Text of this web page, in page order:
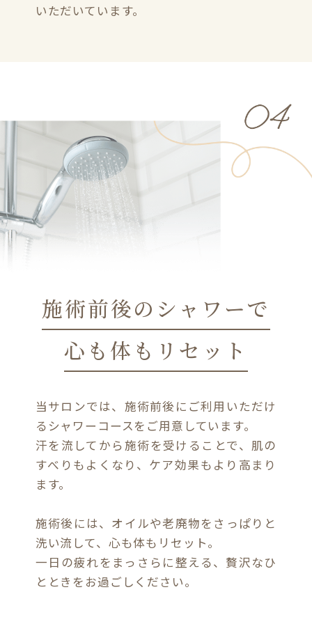
いただいています。
施術前後のシャワーで
心も体もリセット
当サロンでは、施術前後にご利用いただけ
るシャワーコースをご用意しています。
汗を流してから施術を受けることで、肌の
すべりもよくなり、ケア効果もより高まり
ます。
施術後には、オイルや老廃物をさっぱりと
洗い流して、心も体もリセット。
一日の疲れをまっさらに整える、贅沢なひ
とときをお過ごしください。